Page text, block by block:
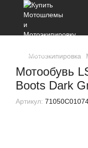
Мотоэкипировка
Мотообувь
Boots Dark
Артикул: